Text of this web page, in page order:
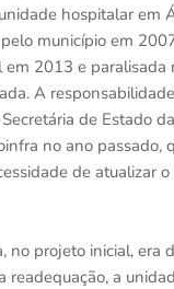
hospitalar em
município em
em 2013 e paralisada
A
de Estado
no ano passado,
de atualizar
no projeto inicial, era
readequação, a